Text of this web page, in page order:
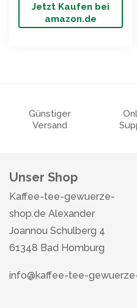
Jetzt Kaufen bei
amazon.de
Günstiger
Versand
Unser Shop
Kaffee-tee-gewuerze-
shop.de Alexander
Joannou Schulberg 4
61348 Bad Homburg
info@kaffee-tee-